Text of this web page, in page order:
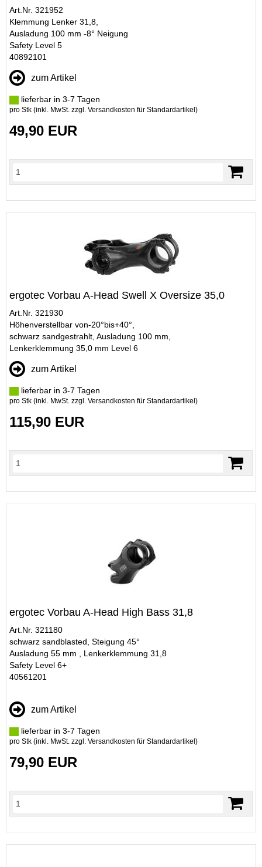
Art.Nr. 321952
Klemmung Lenker 31,8,
Ausladung 100 mm -8° Neigung
Safety Level 5
40892101
zum Artikel
lieferbar in 3-7 Tagen
pro Stk (inkl. MwSt. zzgl. Versandkosten für Standardartikel )
49,90 EUR
ergotec Vorbau A-Head Swell X Oversize 35,0
Art.Nr. 321930
Höhenverstellbar von-20°bis+40°,
schwarz sandgestrahlt, Ausladung 100 mm,
Lenkerklemmung 35,0 mm Level 6
zum Artikel
lieferbar in 3-7 Tagen
pro Stk (inkl. MwSt. zzgl. Versandkosten für Standardartikel )
115,90 EUR
ergotec Vorbau A-Head High Bass 31,8
Art.Nr. 321180
schwarz sandblasted, Steigung 45°
Ausladung 55 mm , Lenkerklemmung 31,8
Safety Level 6+
40561201
zum Artikel
lieferbar in 3-7 Tagen
pro Stk (inkl. MwSt. zzgl. Versandkosten für Standardartikel )
79,90 EUR